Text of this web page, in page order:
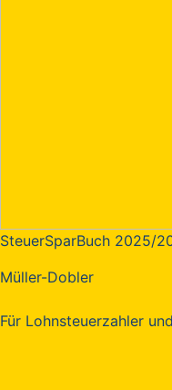
SteuerSparBuch 2025/
Müller-Dobler
Für Lohnsteuerzahler